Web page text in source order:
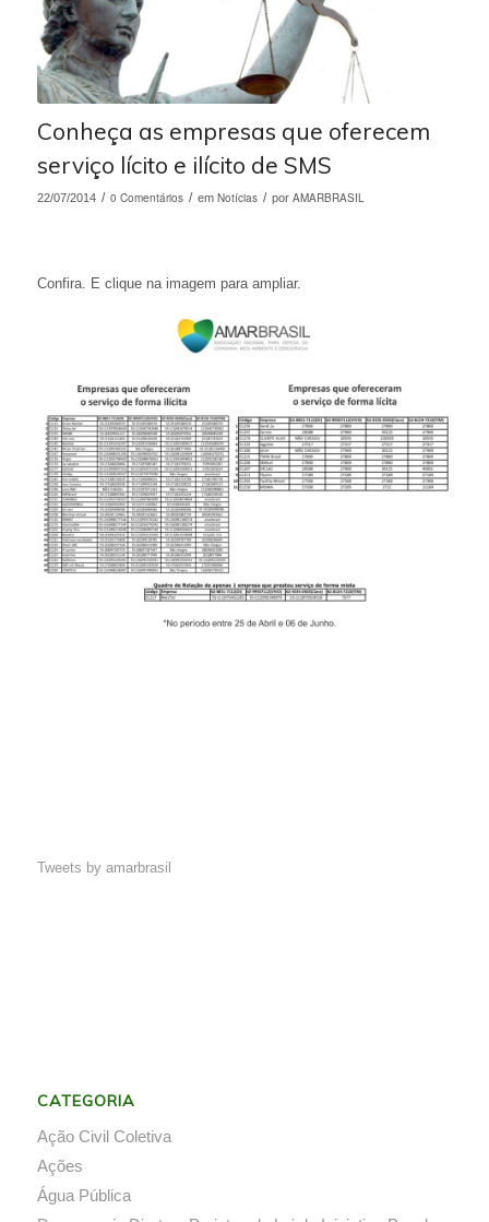
Conheça as empresas que oferecem
serviço lícito e ilícito de SMS
22/07/2014 / 0 Comentários / em Notícias / por AMARBRASIL
Confira. E clique na imagem para ampliar.
Tweets by amarbrasil
CATEGORIA
Ação Civil Coletiva
Ações
Água Pública